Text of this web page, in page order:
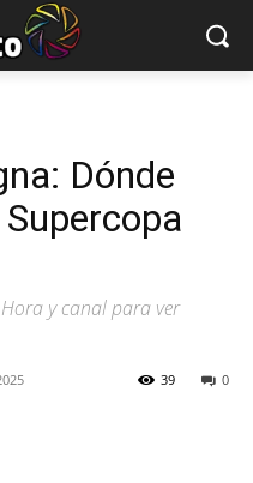
Dónde
y canal para ver
0
39